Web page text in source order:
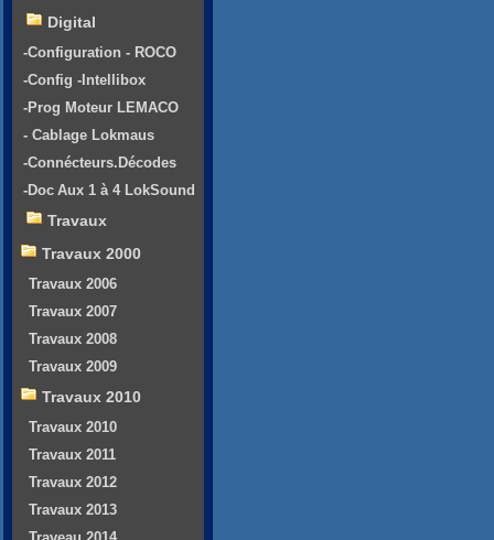
Digital
-Configuration - ROCO
-Config -Intellibox
-Prog Moteur LEMACO
- Cablage Lokmaus
-Connécteurs.Décodes
-Doc Aux 1 à 4 LokSound
Travaux
Travaux 2000
Travaux 2006
Travaux 2007
Travaux 2008
Travaux 2009
Travaux 2010
Travaux 2010
Travaux 2011
Travaux 2012
Travaux 2013